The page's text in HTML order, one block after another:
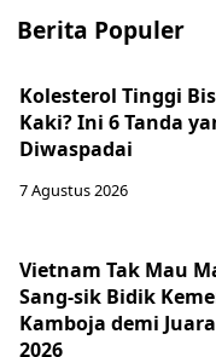
Berita Populer
Kolesterol Tinggi
Kaki? Ini 6 Tanda
Diwaspadai
7 Agustus 2026
Vietnam Tak Mau
Sang-sik Bidik
Kamboja demi
2026